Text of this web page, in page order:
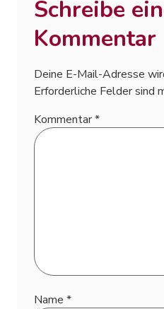
Schreibe
Kommentar
Deine E-Mail-Adresse
Erforderliche Felder sind
Kommentar*
Name *